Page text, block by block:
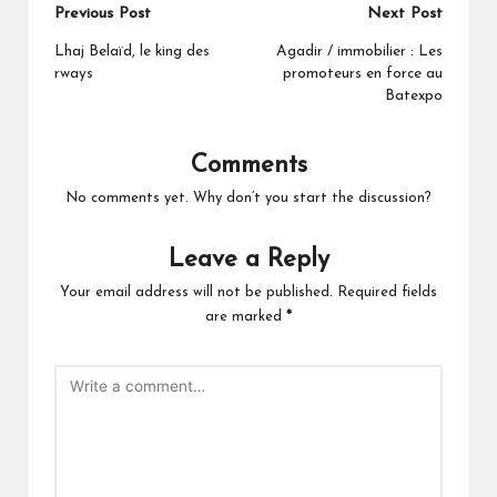
Post
navigation
Previous Post
Lhaj Belaïd, le king des
rways
Next Post
Agadir / immobilier : Les
promoteurs en force au
Batexpo
Comments
No comments yet. Why don’t you start the discussion?
Leave a Reply
Your email address will not be published.
Required fields
are marked *